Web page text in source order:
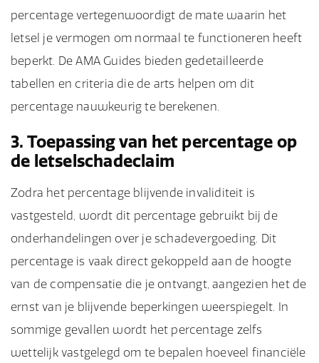
percentage vertegenwoordigt de mate waarin het
letsel je vermogen om normaal te functioneren heeft
beperkt. De AMA Guides bieden gedetailleerde
tabellen en criteria die de arts helpen om dit
percentage nauwkeurig te berekenen.
3. Toepassing van het percentage op
de letselschadeclaim
Zodra het percentage blijvende invaliditeit is
vastgesteld, wordt dit percentage gebruikt bij de
onderhandelingen over je schadevergoeding. Dit
percentage is vaak direct gekoppeld aan de hoogte
van de compensatie die je ontvangt, aangezien het de
ernst van je blijvende beperkingen weerspiegelt. In
sommige gevallen wordt het percentage zelfs
wettelijk vastgelegd om te bepalen hoeveel financiële